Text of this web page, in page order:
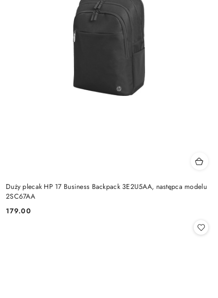
Duży plecak HP 17 Business Backpack 3E2U5AA, następca modelu
2SC67AA
Cena:
179.00